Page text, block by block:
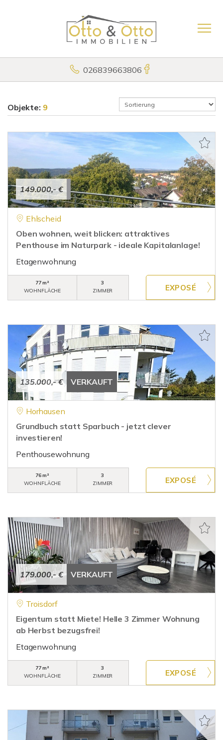
026839663806
Objekte: 9
149.000,- €
Ehlscheid
Oben wohnen, weit blicken: attraktives
Penthouse im Naturpark - ideale Kapitalanlage!
Etagenwohnung
77 m²
WOHNFLÄCHE
3
ZIMMER
135.000,- € VERKAUFT
Horhausen
Grundbuch statt Sparbuch - jetzt clever
investieren!
Penthousewohnung
76 m²
WOHNFLÄCHE
3
ZIMMER
179.000,- € VERKAUFT
Troisdorf
Eigentum statt Miete! Helle 3 Zimmer Wohnung
ab Herbst bezugsfrei!
Etagenwohnung
77 m²
WOHNFLÄCHE
3
ZIMMER